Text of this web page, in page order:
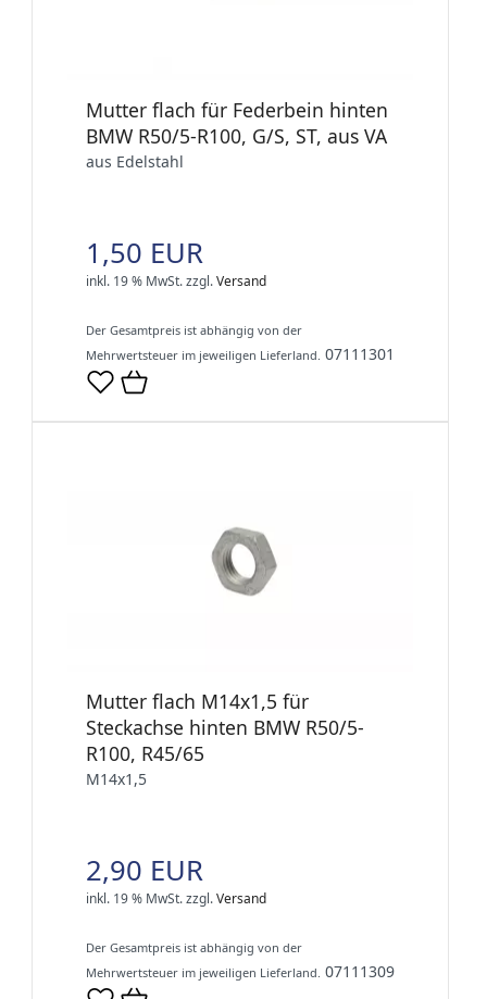
Mutter flach für Federbein hinten
BMW R50/5-R100, G/S, ST, aus VA
aus Edelstahl
1,50 EUR
inkl. 19 % MwSt.zzgl.Versand
Der Gesamtpreis ist abhängig von der
Mehrwertsteuer im jeweiligen Lieferland. 07111301
Mutter flach M14x1,5 für
Steckachse hinten BMW R50/5-
R100, R45/65
M14x1,5
2,90 EUR
inkl. 19 % MwSt.zzgl.Versand
Der Gesamtpreis ist abhängig von der
Mehrwertsteuer im jeweiligen Lieferland. 07111309